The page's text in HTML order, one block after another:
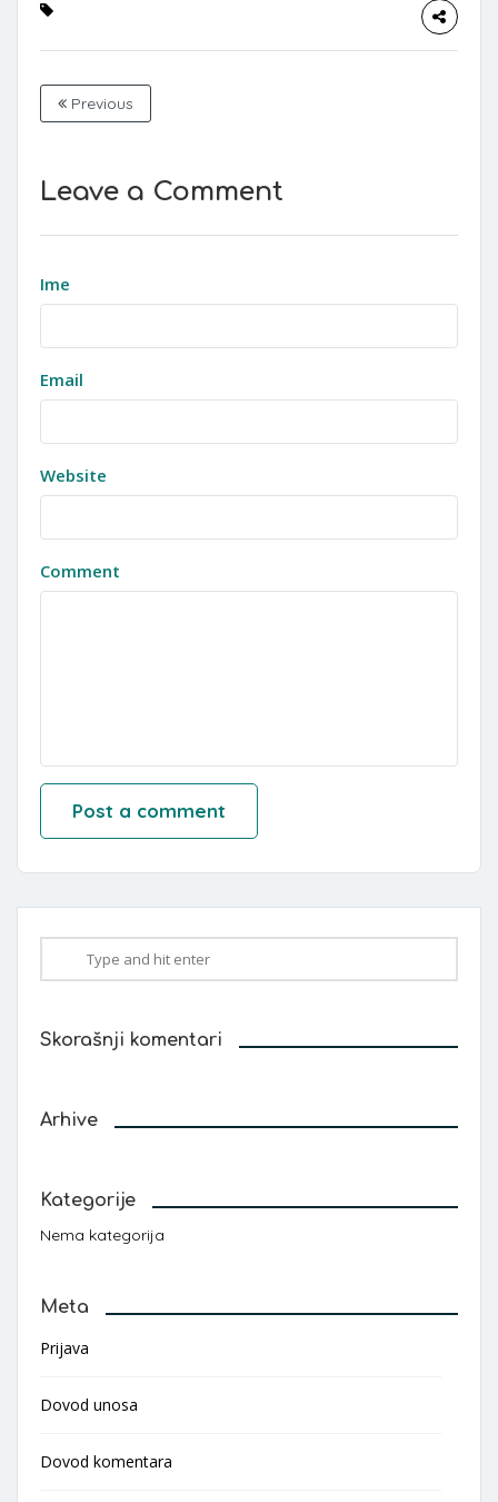
Previous
Leave a Comment
Ime
Email
Website
Comment
Skorašnji komentari
Arhive
Kategorije
Nema kategorija
Meta
Prijava
Dovod unosa
Dovod komentara